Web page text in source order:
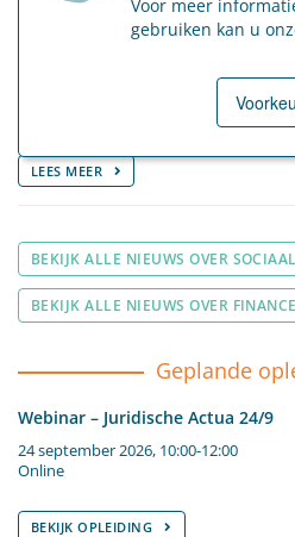
LEES MEER
BEKIJK ALLE NIEUWS OVER
BEKIJK ALLE NIEUWS OVER
Geplande
Webinar – Juridische Actua 24/9
24 september 2026, 10:00-12:00
Online
BEKIJK OPLEIDING
Voor meer
gebruiken kan u